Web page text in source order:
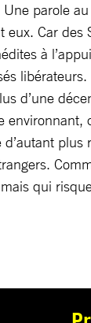
parole
Car des
à
d’une
qui